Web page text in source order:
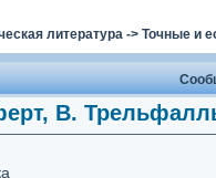
литература-> Точные и
В.